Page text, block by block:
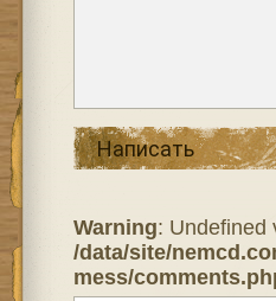
Написать
Warning: Undefined
/data/site/
mess/